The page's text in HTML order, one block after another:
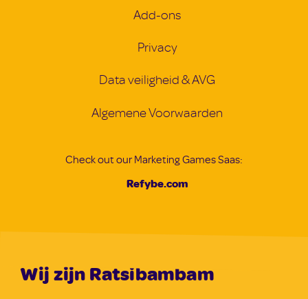
Add-ons
Privacy
Data veiligheid & AVG
Algemene Voorwaarden
Check out our Marketing Games Saas:
Refybe.com
Wij zijn Ratsibambam